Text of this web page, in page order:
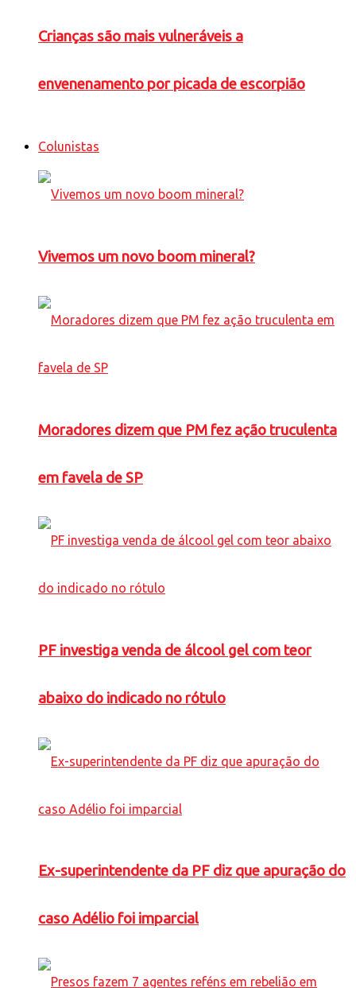
Crianças são mais vulneráveis a
envenenamento por picada de escorpião
Colunistas
Vivemos um novo boom mineral?
Moradores dizem que PM fez ação truculenta
em favela de SP
PF investiga venda de álcool gel com teor
abaixo do indicado no rótulo
Ex-superintendente da PF diz que apuração do
caso Adélio foi imparcial